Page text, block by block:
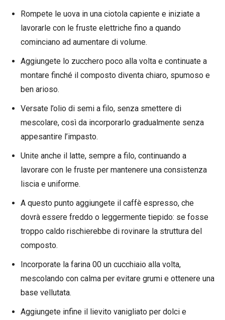
Rompete le uova in una ciotola capiente e iniziate a
lavorarle con le fruste elettriche fino a quando
cominciano ad aumentare di volume.
Aggiungete lo zucchero poco alla volta e continuate a
montare finché il composto diventa chiaro, spumoso e
ben arioso.
Versate l’olio di semi a filo, senza smettere di
mescolare, così da incorporarlo gradualmente senza
appesantire l’impasto.
Unite anche il latte, sempre a filo, continuando a
lavorare con le fruste per mantenere una consistenza
liscia e uniforme.
A questo punto aggiungete il caffè espresso, che
dovrà essere freddo o leggermente tiepido: se fosse
troppo caldo rischierebbe di rovinare la struttura del
composto.
Incorporate la farina 00 un cucchiaio alla volta,
mescolando con calma per evitare grumi e ottenere una
base vellutata.
Aggiungete infine il lievito vanigliato per dolci e